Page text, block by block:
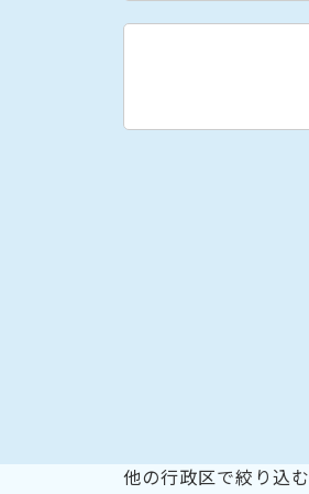
他の行政区で絞り込む